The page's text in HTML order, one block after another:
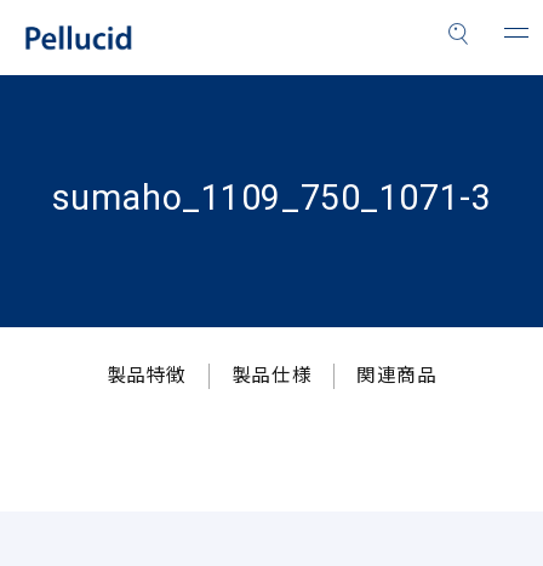
sumaho_1109_750_1071-3
製品特徴 製品仕様 関連商品